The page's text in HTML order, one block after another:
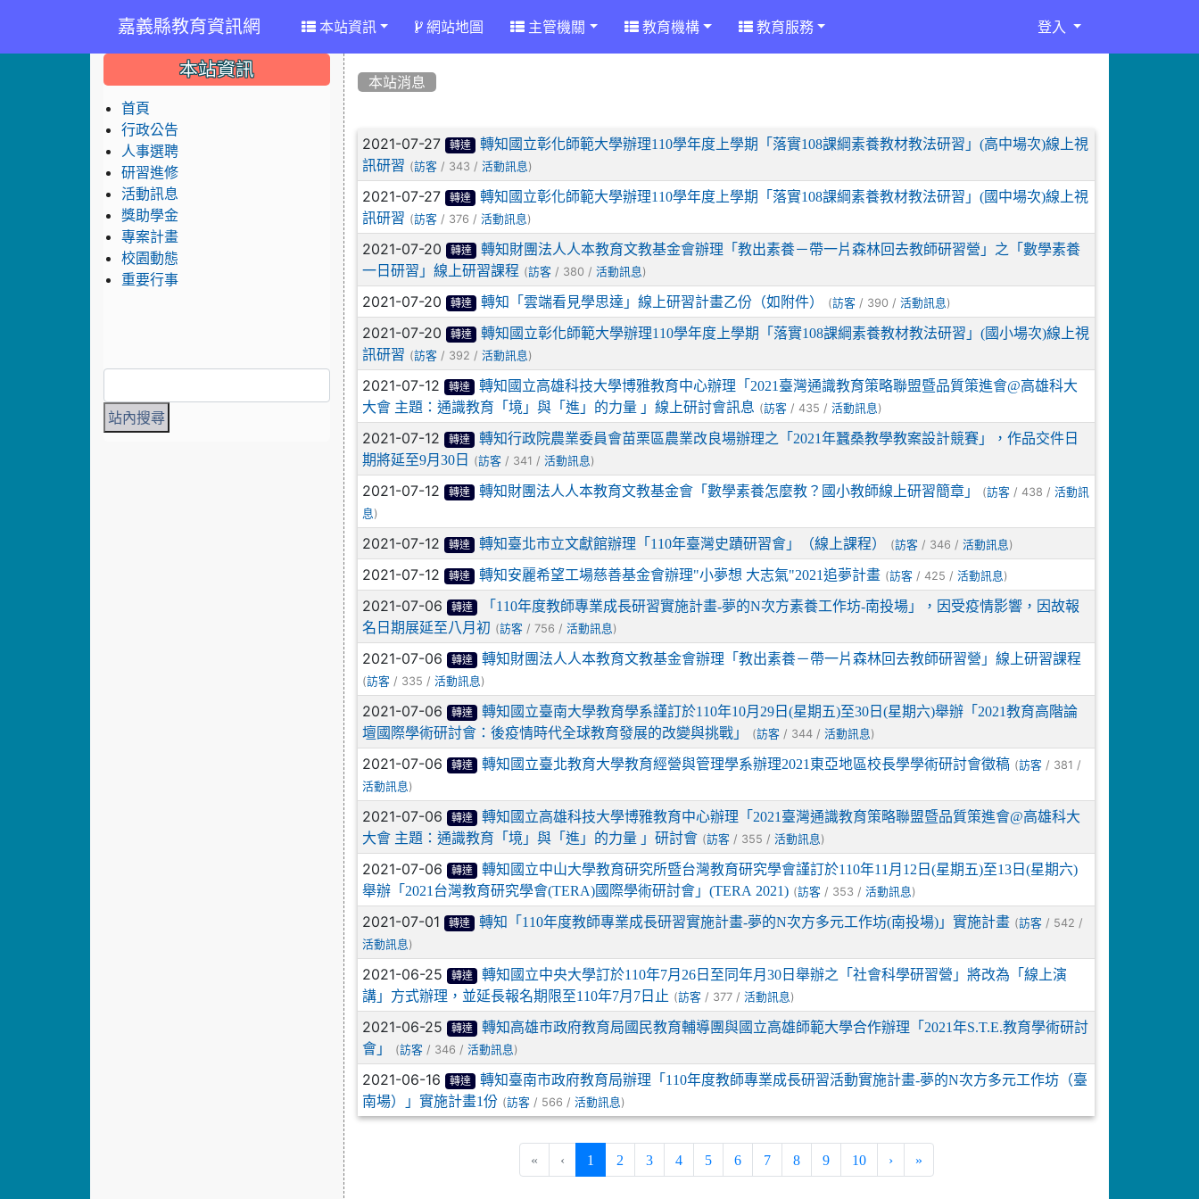
嘉義縣教育資訊網 本站資訊 網站地圖 主管機關 教育機構 教育服務 登入
本站消息
文章列表
2021-07-27 轉達
轉知國立彰化師範大學辦理110學年度上學期「落實108課綱素養教材教法研習」(高中場次)線上視
訊研習 (訪客 / 343 /活動訊息 )
2021-07-27 轉達
轉知國立彰化師範大學辦理110學年度上學期「落實108課綱素養教材教法研習」(國中場次)線上視
訊研習 (訪客 / 376 /活動訊息 )
2021-07-20 轉達
轉知財團法人人本教育文教基金會辦理「教出素養－帶一片森林回去教師研習營」之「數學素養
一日研習」線上研習課程 (訪客 / 380 /活動訊息 )
2021-07-20 轉達 轉知「雲端看見學思達」線上研習計畫乙份（如附件） (訪客 / 390 / 活動訊息 )
2021-07-20 轉達
轉知國立彰化師範大學辦理110學年度上學期「落實108課綱素養教材教法研習」(國小場次)線上視
訊研習 (訪客 / 392 /活動訊息 )
2021-07-12 轉達
轉知國立高雄科技大學博雅教育中心辦理「2021臺灣通識教育策略聯盟暨品質策進會@高雄科大
大會 主題：通識教育「境」與「進」的力量 」線上研討會訊息 (訪客 / 435 /活動訊息 )
2021-07-12 轉達
轉知行政院農業委員會苗栗區農業改良場辦理之「2021年蠶桑教學教案設計競賽」，作品交件日
期將延至9月30日
(訪客 / 341 /活動訊息 )
2021-07-12 轉達 轉知財團法人人本教育文教基金會「數學素養怎麼教？國小教師線上研習簡章」 (訪客 / 438 / 活動訊
息 )
2021-07-12 轉達 轉知臺北市立文獻館辦理「110年臺灣史蹟研習會」（線上課程） (訪客 / 346 / 活動訊息 )
2021-07-12 轉達 轉知安麗希望工場慈善基金會辦理"小夢想 大志氣"2021追夢計畫 (訪客 / 425 / 活動訊息 )
2021-07-06 轉達
「110年度教師專業成長研習實施計畫-夢的N次方素養工作坊-南投場」，因受疫情影響，因故報
名日期展延至八月初 (訪客 / 756 /活動訊息 )
2021-07-06 轉達 轉知財團法人人本教育文教基金會辦理「教出素養－帶一片森林回去教師研習營」線上研習課程
(訪客 / 335 /活動訊息 )
2021-07-06 轉達
轉知國立臺南大學教育學系謹訂於110年10月29日(星期五)至30日(星期六)舉辦「2021教育高階論
壇國際學術研討會：後疫情時代全球教育發展的改變與挑戰」
(訪客 / 344 /活動訊息 )
2021-07-06 轉達 轉知國立臺北教育大學教育經營與管理學系辦理2021東亞地區校長學學術研討會徵稿 (訪客 / 381 /
活動訊息 )
2021-07-06 轉達
轉知國立高雄科技大學博雅教育中心辦理「2021臺灣通識教育策略聯盟暨品質策進會@高雄科大
大會 主題：通識教育「境」與「進」的力量 」研討會 (訪客 / 355 /活動訊息 )
2021-07-06 轉達
轉知國立中山大學教育研究所暨台灣教育研究學會謹訂於110年11月12日(星期五)至13日(星期六)
舉辦「2021台灣教育研究學會(TERA)國際學術研討會」(TERA 2021) (訪客 / 353 /活動訊息 )
2021-07-01 轉達 轉知「110年度教師專業成長研習實施計畫-夢的N次方多元工作坊(南投場)」實施計畫 (訪客 / 542 /
活動訊息 )
2021-06-25 轉達
轉知國立中央大學訂於110年7月26日至同年月30日舉辦之「社會科學研習營」將改為「線上演
講」方式辦理，並延長報名期限至110年7月7日止 (訪客 / 377 /活動訊息 )
2021-06-25 轉達
轉知高雄市政府教育局國民教育輔導團與國立高雄師範大學合作辦理「2021年S.T.E.教育學術研討
會」
(訪客 / 346 /活動訊息 )
2021-06-16 轉達
轉知臺南市政府教育局辦理「110年度教師專業成長研習活動實施計畫-夢的N次方多元工作坊（臺
南場）」實施計畫1份 (訪客 / 566 /活動訊息 )
« ‹ 1 (current)
2 3 4 5 6 7 8 9 10 › »
::: 本站資訊
首頁
行政公告
人事選聘
研習進修
活動訊息
獎助學金
專案計畫
校園動態
重要行事